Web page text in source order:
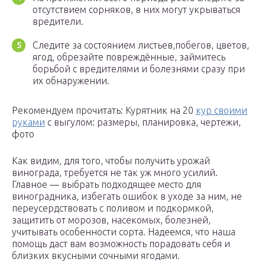
отсутствием сорняков, в них могут укрываться
вредители.
Следите за состоянием листьев,побегов, цветов,
ягод, обрезайте повреждённые, займитесь
борьбой с вредителями и болезнями сразу при
их обнаружении.
Рекомендуем прочитать: Курятник на 20 кур своими
руками с выгулом: размеры, планировка, чертежи,
фото
Как видим, для того, чтобы получить урожай
винограда, требуется не так уж много усилий.
Главное — выбрать подходящее место для
виноградника, избегать ошибок в уходе за ним, не
переусердствовать с поливом и подкормкой,
защитить от морозов, насекомых, болезней,
учитывать особенности сорта. Надеемся, что наша
помощь даст вам возможность порадовать себя и
близких вкусными сочными ягодами.